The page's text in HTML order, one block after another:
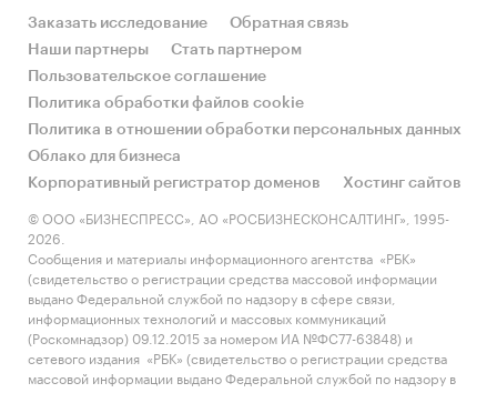
Заказать исследование
Обратная связь
Наши партнеры
Стать партнером
Пользовательское соглашение
Политика обработки файлов cookie
Политика в отношении обработки персональных данных
Облако для бизнеса
Корпоративный регистратор доменов
Хостинг сайтов
© ООО «БИЗНЕСПРЕСС», АО «РОСБИЗНЕСКОНСАЛТИНГ», 1995-
2026.
Сообщения и материалы информационного агентства «РБК»
(свидетельство о регистрации средства массовой информации
выдано Федеральной службой по надзору в сфере связи,
информационных технологий и массовых коммуникаций
(Роскомнадзор) 09.12.2015 за номером ИА №ФС77-63848) и
сетевого издания «РБК» (свидетельство о регистрации средства
массовой информации выдано Федеральной службой по надзору в